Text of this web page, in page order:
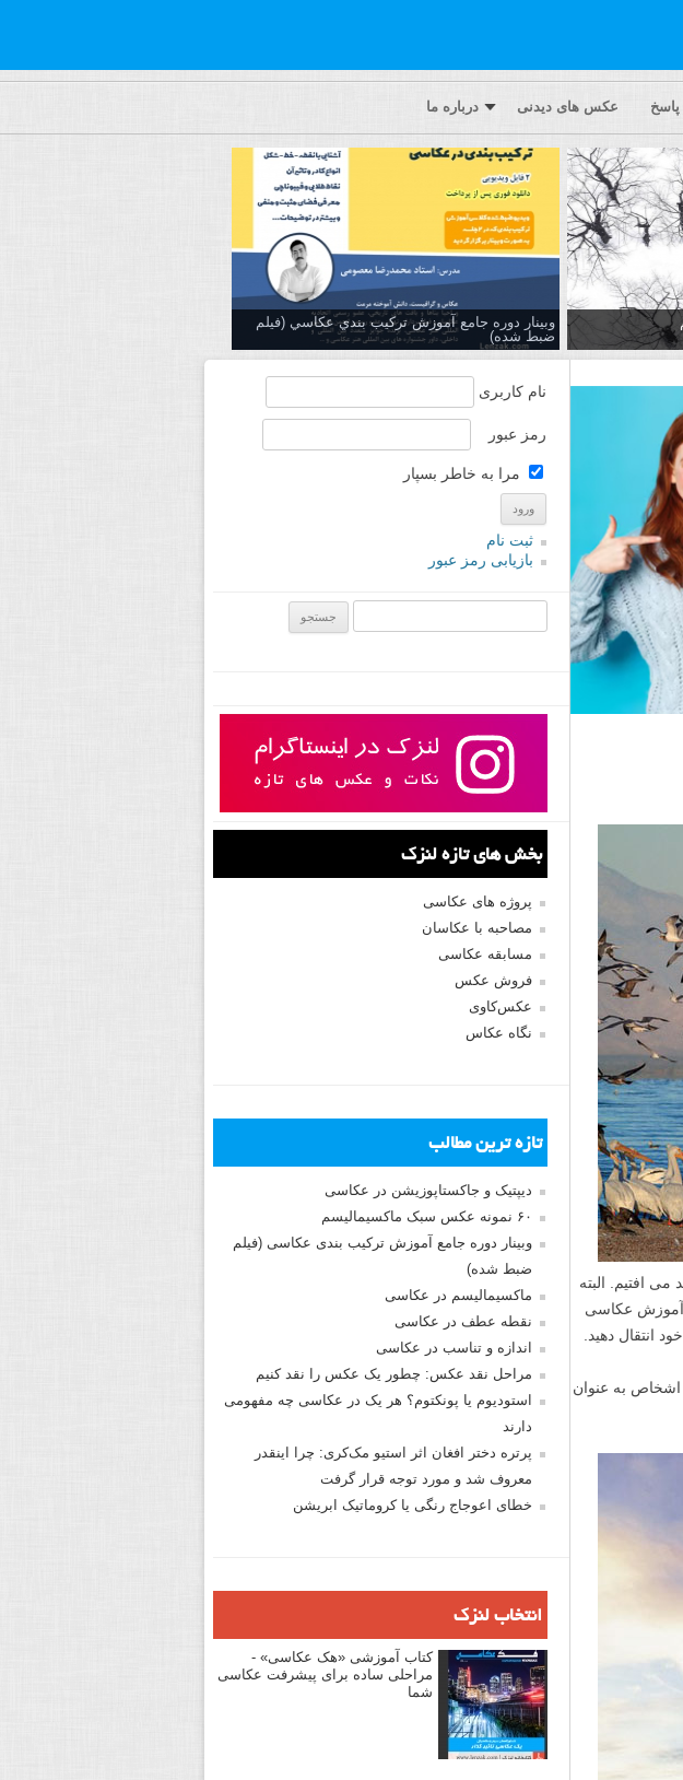
عکس های دیدنی درباره ما
وبینار دوره جامع آموزش تركيب بندي عكاسي (فیلم
ضبط شده)
افتیم. البته
آموزش عکاسی
انتقال دهید.
اشخاص به عنوان
نام کاربری
رمز عبور
مرا به خاطر بسپار
ثبت نام
بازیابی رمز عبور
بخش های تازه لنزک
پروژه های عکاسی
مصاحبه با عکاسان
مسابقه عکاسی
فروش عکس
عکس‌کاوی
نگاه عکاس
تازه ترین مطالب
دیپتیک و جاکستا‌پوزیشن در عکاسی
۶۰ نمونه عکس سبک ماکسیمالیسم
وبینار دوره جامع آموزش ترکیب بندی عکاسی (فیلم
ضبط شده)
ماکسیمالیسم در عکاسی
نقطه عطف در عکاسی
اندازه و تناسب در عکاسی
مراحل نقد عکس: چطور یک عکس را نقد کنیم
استودیوم یا پونکتوم؟ هر یک در عکاسی چه مفهومی
دارند
پرتره دختر افغان اثر استیو مک‌کری: چرا اینقدر
معروف شد و مورد توجه قرار گرفت
خطای اعوجاج رنگی یا کروماتیک ابریشن
انتخاب لنزک
کتاب آموزشی «هک عکاسی» -
مراحلی ساده برای پیشرفت عکاسی
شما